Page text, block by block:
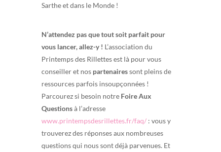
Sarthe et dans le Monde !
N’attendez pas que tout soit parfait pour
vous lancer, allez-y ! L’association du
Printemps des Rillettes est là pour vous
conseiller et nos partenairessont pleins de
ressources parfois insoupçonnées !
Parcourez si besoin notre Foire Aux
Questionsà l’adresse
www.printempsdesrillettes.fr/faq/ : vous y
trouverez des réponses aux nombreuses
questions qui nous sont déjà parvenues. Et